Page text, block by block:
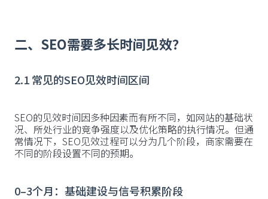
二、SEO需要多长时间见效？
2.1 常见的SEO见效时间区间
SEO的见效时间因多种因素而有所不同，如网站的基础状
况、所处行业的竞争强度以及优化策略的执行情况。但通
常情况下，SEO见效过程可以分为几个阶段，商家需要在
不同的阶段设置不同的预期。
0–3个月：基础建设与信号积累阶段